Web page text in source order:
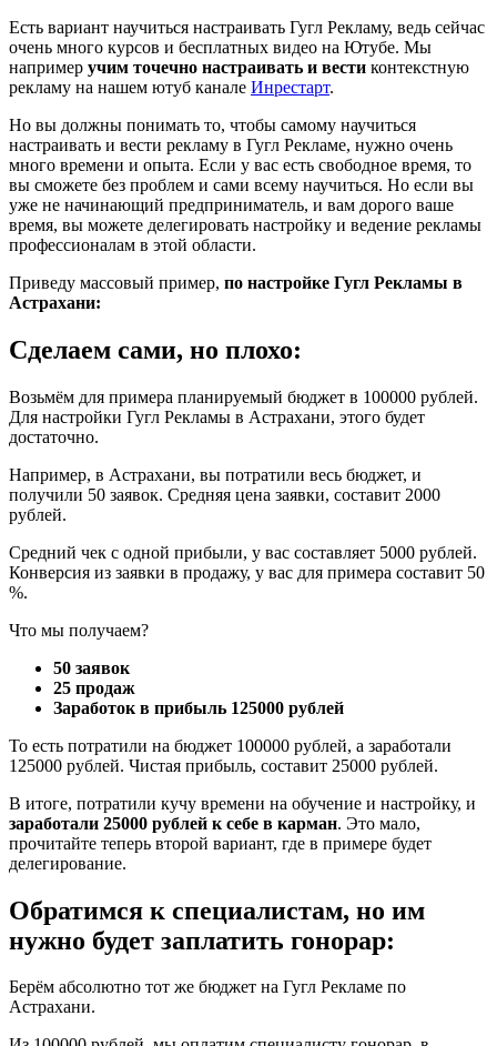
Есть вариант научиться настраивать Гугл Рекламу, ведь сейчас
очень много курсов и бесплатных видео на Ютубе. Мы
например учим точечно настраивать и вести контекстную
рекламу на нашем ютуб канале Инрестарт.
Но вы должны понимать то, чтобы самому научиться
настраивать и вести рекламу в Гугл Рекламе, нужно очень
много времени и опыта. Если у вас есть свободное время, то
вы сможете без проблем и сами всему научиться. Но если вы
уже не начинающий предприниматель, и вам дорого ваше
время, вы можете делегировать настройку и ведение рекламы
профессионалам в этой области.
Приведу массовый пример, по настройке Гугл Рекламы в
Астрахани:
Сделаем сами, но плохо:
Возьмём для примера планируемый бюджет в 100000 рублей.
Для настройки Гугл Рекламы в Астрахани, этого будет
достаточно.
Например, в Астрахани, вы потратили весь бюджет, и
получили 50 заявок. Средняя цена заявки, составит 2000
рублей.
Средний чек с одной прибыли, у вас составляет 5000 рублей.
Конверсия из заявки в продажу, у вас для примера составит 50
%.
Что мы получаем?
50 заявок
25 продаж
Заработок в прибыль 125000 рублей
То есть потратили на бюджет 100000 рублей, а заработали
125000 рублей. Чистая прибыль, составит 25000 рублей.
В итоге, потратили кучу времени на обучение и настройку, и
заработали 25000 рублей к себе в карман. Это мало,
прочитайте теперь второй вариант, где в примере будет
делегирование.
Обратимся к специалистам, но им
нужно будет заплатить гонорар:
Берём абсолютно тот же бюджет на Гугл Рекламе по
Астрахани.